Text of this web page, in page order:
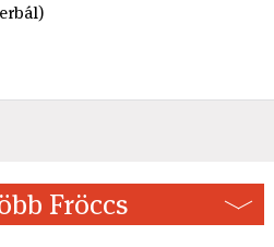
Fröccs